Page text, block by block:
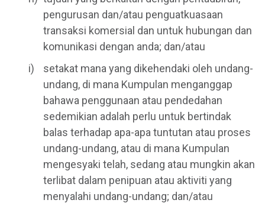
pengurusan dan/atau penguatkuasaan
transaksi komersial dan untuk hubungan dan
komunikasi dengan anda; dan/atau
setakat mana yang dikehendaki oleh undang-
undang, di mana Kumpulan menganggap
bahawa penggunaan atau pendedahan
sedemikian adalah perlu untuk bertindak
balas terhadap apa-apa tuntutan atau proses
undang-undang, atau di mana Kumpulan
mengesyaki telah, sedang atau mungkin akan
terlibat dalam penipuan atau aktiviti yang
menyalahi undang-undang; dan/atau